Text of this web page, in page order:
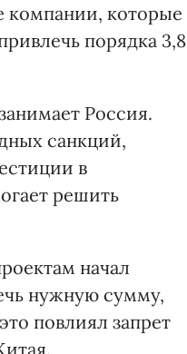
компании, которые
порядка 3,8
Россия.
санкций,
в
решить
начал
нужную сумму,
повлиял запрет